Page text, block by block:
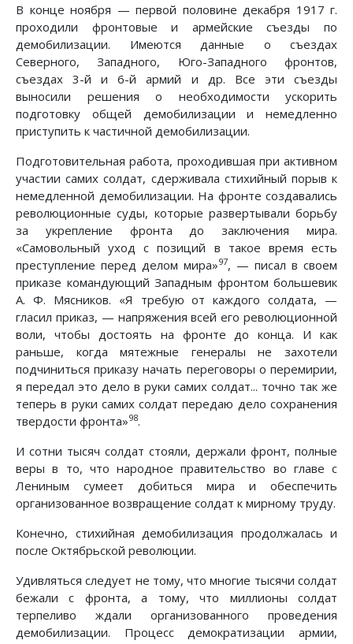
В конце ноября — первой половине декабря 1917 г.
проходили фронтовые и армейские съезды по
демобилизации. Имеются данные о съездах
Северного, Западного, Юго-Западного фронтов,
съездах 3-й и 6-й армий и др. Все эти съезды
выносили решения о необходимости ускорить
подготовку общей демобилизации и немедленно
приступить к частичной демобилизации.
Подготовительная работа, проходившая при активном
участии самих солдат, сдерживала стихийный порыв к
немедленной демобилизации. На фронте создавались
революционные суды, которые развертывали борьбу
за укрепление фронта до заключения мира.
«Самовольный уход с позиций в такое время есть
преступление перед делом мира»97, — писал в своем
приказе командующий Западным фронтом большевик
А. Ф. Мясников. «Я требую от каждого солдата, —
гласил приказ, — напряжения всей его революционной
воли, чтобы достоять на фронте до конца. И как
раньше, когда мятежные генералы не захотели
подчиниться приказу начать переговоры о перемирии,
я передал это дело в руки самих солдат... точно так же
теперь в руки самих солдат передаю дело сохранения
твердости фронта»98.
И сотни тысяч солдат стояли, держали фронт, полные
веры в то, что народное правительство во главе с
Лениным сумеет добиться мира и обеспечить
организованное возвращение солдат к мирному труду.
Конечно, стихийная демобилизация продолжалась и
после Октябрьской революции.
Удивляться следует не тому, что многие тысячи солдат
бежали с фронта, а тому, что миллионы солдат
терпеливо ждали организованного проведения
демобилизации. Процесс демократизации армии,